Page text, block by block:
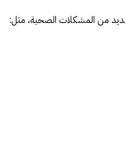
من المشكلات الصحية، مثل: